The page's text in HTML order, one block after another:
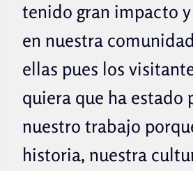
tenido gran impacto
en nuestra
ellas pues los
quiera que ha estado
nuestro trabajo
historia, nuestra